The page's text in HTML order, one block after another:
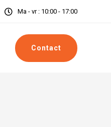
Ma - vr : 10:00 - 17:00
Contact